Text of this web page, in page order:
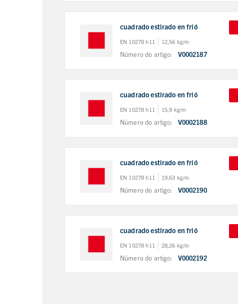
cuadrado estirado en frió
EN 10278 h11 12,56 kg/m
Número do artigo: V0002187
cuadrado estirado en frió
EN 10278 h11 15,9 kg/m
Número do artigo: V0002188
cuadrado estirado en frió
EN 10278 h11 19,63 kg/m
Número do artigo: V0002190
cuadrado estirado en frió
EN 10278 h11 28,26 kg/m
Número do artigo: V0002192